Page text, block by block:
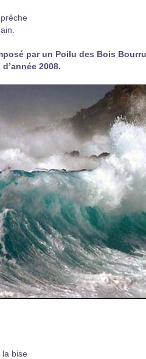
par un Poilu des Bois
2008.
la bise